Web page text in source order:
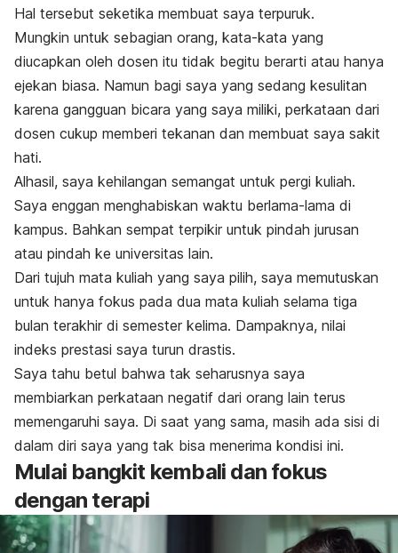
Hal tersebut seketika membuat saya terpuruk.
Mungkin untuk sebagian orang, kata-kata yang
diucapkan oleh dosen itu tidak begitu berarti atau hanya
ejekan biasa. Namun bagi saya yang sedang kesulitan
karena gangguan bicara yang saya miliki, perkataan dari
dosen cukup memberi tekanan dan membuat saya sakit
hati.
Alhasil, saya kehilangan semangat untuk pergi kuliah.
Saya enggan menghabiskan waktu berlama-lama di
kampus. Bahkan sempat terpikir untuk pindah jurusan
atau pindah ke universitas lain.
Dari tujuh mata kuliah yang saya pilih, saya memutuskan
untuk hanya fokus pada dua mata kuliah selama tiga
bulan terakhir di semester kelima. Dampaknya, nilai
indeks prestasi saya turun drastis.
Saya tahu betul bahwa tak seharusnya saya
membiarkan perkataan negatif dari orang lain terus
memengaruhi saya. Di saat yang sama, masih ada sisi di
dalam diri saya yang tak bisa menerima kondisi ini.
Mulai bangkit kembali dan fokus
dengan terapi